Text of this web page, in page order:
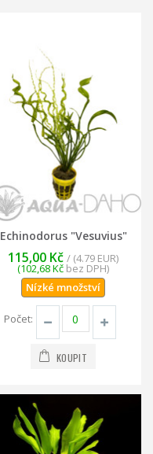
Echinodorus "Vesuvius"
115,00 Kč / (4.79 EUR)
(102,68 Kč bez DPH)
Nízké množství
Počet:
KOUPIT